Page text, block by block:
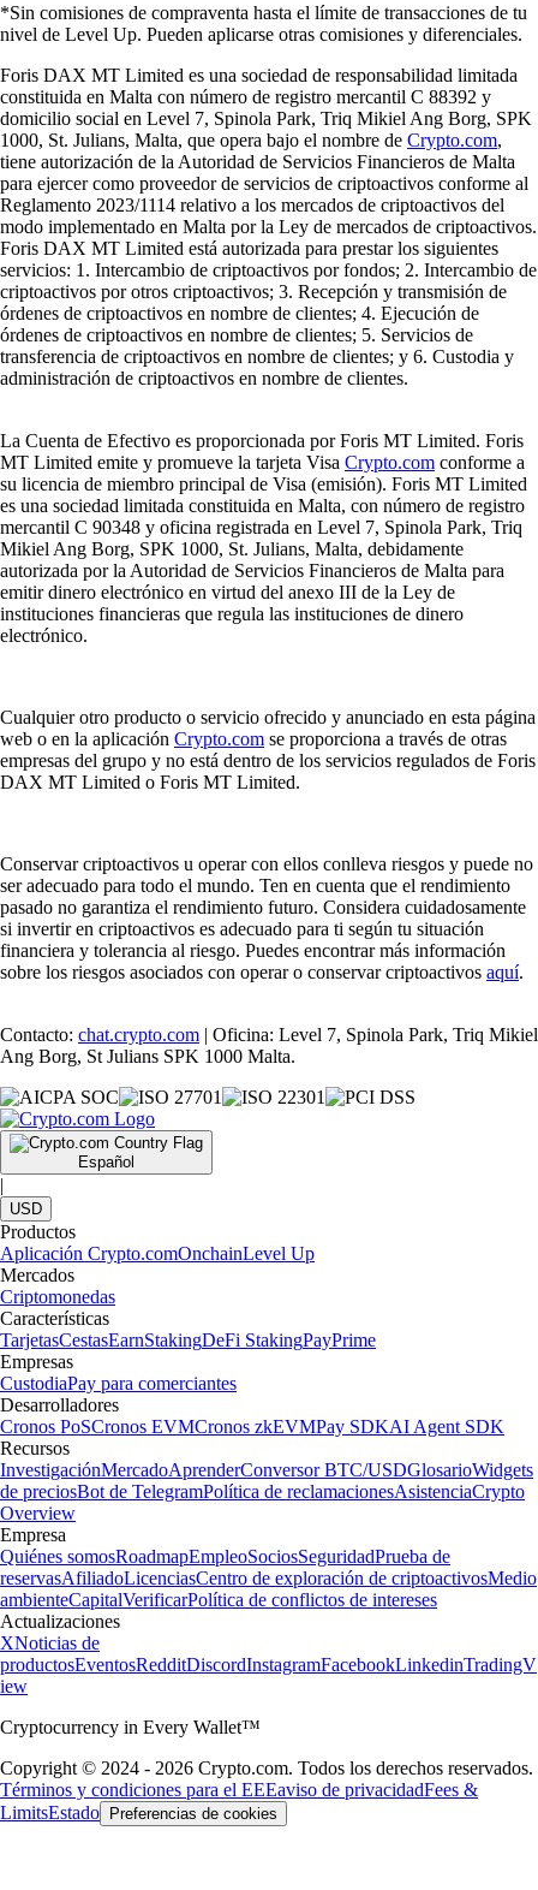
*Sin comisiones de compraventa hasta el límite de transacciones de tu
nivel de Level Up. Pueden aplicarse otras comisiones y diferenciales.
Foris DAX MT Limited es una sociedad de responsabilidad limitada
constituida en Malta con número de registro mercantil C 88392 y
domicilio social en Level 7, Spinola Park, Triq Mikiel Ang Borg, SPK
1000, St. Julians, Malta, que opera bajo el nombre de Crypto.com,
tiene autorización de la Autoridad de Servicios Financieros de Malta
para ejercer como proveedor de servicios de criptoactivos conforme al
Reglamento 2023/1114 relativo a los mercados de criptoactivos del
modo implementado en Malta por la Ley de mercados de criptoactivos.
Foris DAX MT Limited está autorizada para prestar los siguientes
servicios: 1. Intercambio de criptoactivos por fondos; 2. Intercambio de
criptoactivos por otros criptoactivos; 3. Recepción y transmisión de
órdenes de criptoactivos en nombre de clientes; 4. Ejecución de
órdenes de criptoactivos en nombre de clientes; 5. Servicios de
transferencia de criptoactivos en nombre de clientes; y 6. Custodia y
administración de criptoactivos en nombre de clientes.
La Cuenta de Efectivo es proporcionada por Foris MT Limited. Foris
MT Limited emite y promueve la tarjeta Visa Crypto.com conforme a
su licencia de miembro principal de Visa (emisión). Foris MT Limited
es una sociedad limitada constituida en Malta, con número de registro
mercantil C 90348 y oficina registrada en Level 7, Spinola Park, Triq
Mikiel Ang Borg, SPK 1000, St. Julians, Malta, debidamente
autorizada por la Autoridad de Servicios Financieros de Malta para
emitir dinero electrónico en virtud del anexo III de la Ley de
instituciones financieras que regula las instituciones de dinero
electrónico.
Cualquier otro producto o servicio ofrecido y anunciado en esta página
web o en la aplicación Crypto.com se proporciona a través de otras
empresas del grupo y no está dentro de los servicios regulados de Foris
DAX MT Limited o Foris MT Limited.
Conservar criptoactivos u operar con ellos conlleva riesgos y puede no
ser adecuado para todo el mundo. Ten en cuenta que el rendimiento
pasado no garantiza el rendimiento futuro. Considera cuidadosamente
si invertir en criptoactivos es adecuado para ti según tu situación
financiera y tolerancia al riesgo. Puedes encontrar más información
sobre los riesgos asociados con operar o conservar criptoactivos aquí.
Contacto: chat.crypto.com | Oficina: Level 7, Spinola Park, Triq Mikiel
Ang Borg, St Julians SPK 1000 Malta.
Español
|
USD
Productos
Aplicación Crypto.comOnchainLevel Up
Mercados
Criptomonedas
Características
TarjetasCestasEarnStakingDeFi StakingPayPrime
Empresas
CustodiaPay para comerciantes
Desarrolladores
Cronos PoSCronos EVMCronos zkEVMPay SDKAI Agent SDK
Recursos
InvestigaciónMercadoAprenderConversor BTC/USDGlosarioWidgets
de preciosBot de TelegramPolítica de reclamacionesAsistenciaCrypto
Overview
Empresa
Quiénes somosRoadmapEmpleoSociosSeguridadPrueba de
reservasAfiliadoLicenciasCentro de exploración de criptoactivosMedio
ambienteCapitalVerificarPolítica de conflictos de intereses
Actualizaciones
XNoticias de
productosEventosRedditDiscordInstagramFacebookLinkedinTradingV
iew
Cryptocurrency in Every Wallet™
Copyright © 2024 - 2026 Crypto.com. Todos los derechos reservados.
Términos y condiciones para el EEEaviso de privacidadFees &
LimitsEstado Preferencias de cookies